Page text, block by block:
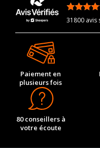
31800 avis
Paiement en
plusieurs fois
80 conseillers à
votre écoute